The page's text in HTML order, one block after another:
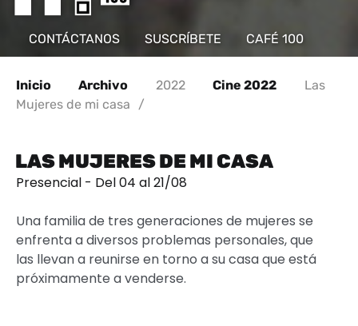
CONTÁCTANOS SUSCRÍBETE CAFÉ 100
Inicio Archivo 2022 Cine 2022
Las
Mujeres de mi casa
/
LAS MUJERES DE MI CASA
Presencial - Del 04 al 21/08
Una familia de tres generaciones de mujeres se
enfrenta a diversos problemas personales, que
las llevan a reunirse en torno a su casa que está
próximamente a venderse.